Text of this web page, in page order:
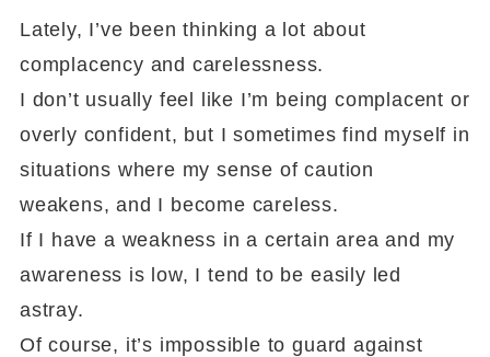
Lately, I’ve been thinking a lot about
complacency and carelessness.
I don’t usually feel like I’m being complacent or
overly confident, but I sometimes find myself in
situations where my sense of caution
weakens, and I become careless.
If I have a weakness in a certain area and my
awareness is low, I tend to be easily led
astray.
Of course, it’s impossible to guard against